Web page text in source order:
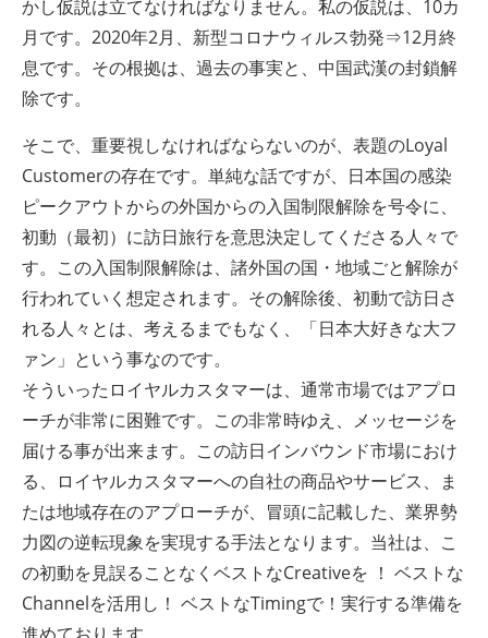
かし仮説は立てなければなりません。私の仮説は、10カ
月です。2020年2月、新型コロナウィルス勃発⇒12月終
息です。その根拠は、過去の事実と、中国武漢の封鎖解
除です。
そこで、重要視しなければならないのが、表題のLoyal
Customerの存在です。単純な話ですが、日本国の感染
ピークアウトからの外国からの入国制限解除を号令に、
初動（最初）に訪日旅行を意思決定してくださる人々で
す。この入国制限解除は、諸外国の国・地域ごと解除が
行われていく想定されます。その解除後、初動で訪日さ
れる人々とは、考えるまでもなく、「日本大好きな大フ
ァン」という事なのです。
そういったロイヤルカスタマーは、通常市場ではアプロ
ーチが非常に困難です。この非常時ゆえ、メッセージを
届ける事が出来ます。この訪日インバウンド市場におけ
る、ロイヤルカスタマーへの自社の商品やサービス、ま
たは地域存在のアプローチが、冒頭に記載した、業界勢
力図の逆転現象を実現する手法となります。当社は、こ
の初動を見誤ることなくベストなCreativeを ！ ベストな
Channelを活用し！ ベストなTimingで！実行する準備を